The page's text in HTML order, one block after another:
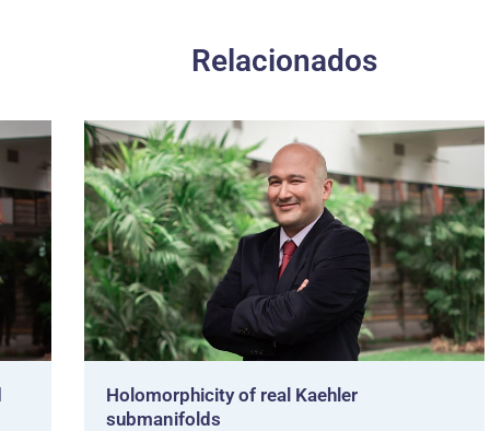
Relacionados
Holomorphicity of real Kaehler
submanifolds